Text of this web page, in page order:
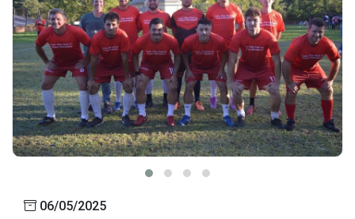
06/05/2025